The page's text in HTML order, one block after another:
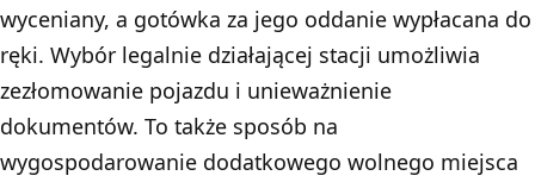
wyceniany, a gotówka za jego oddanie wypłacana do
ręki. Wybór legalnie działającej stacji umożliwia
zezłomowanie pojazdu i unieważnienie
dokumentów. To także sposób na
wygospodarowanie dodatkowego wolnego miejsca